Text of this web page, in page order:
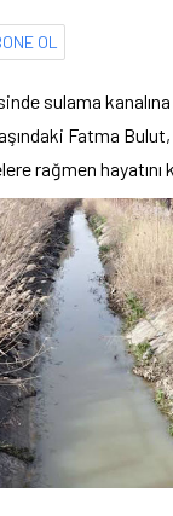
OL
sulama
Fatma Bulut,
rağmen hayatını